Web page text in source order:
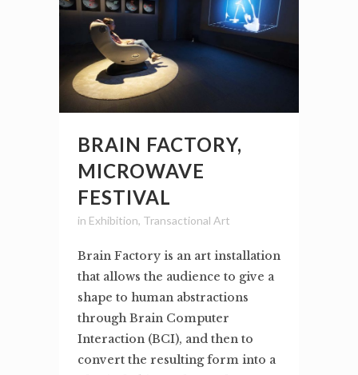
BRAIN FACTORY,
MICROWAVE
FESTIVAL
in Exhibition, Transactional Art
Brain Factory is an art installation
that allows the audience to give a
shape to human abstractions
through Brain Computer
Interaction (BCI), and then to
convert the resulting form into a